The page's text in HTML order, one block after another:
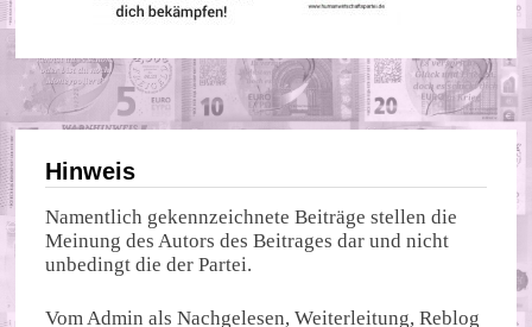
Hinweis
Namentlich gekennzeichnete Beiträge stellen die
Meinung des Autors des Beitrages dar und nicht
unbedingt die der Partei.
Vom Admin als Nachgelesen, Weiterleitung, Reblog